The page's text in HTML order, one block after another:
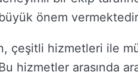
önem
çeşitli hizmetleri ile
hizmetler arasında